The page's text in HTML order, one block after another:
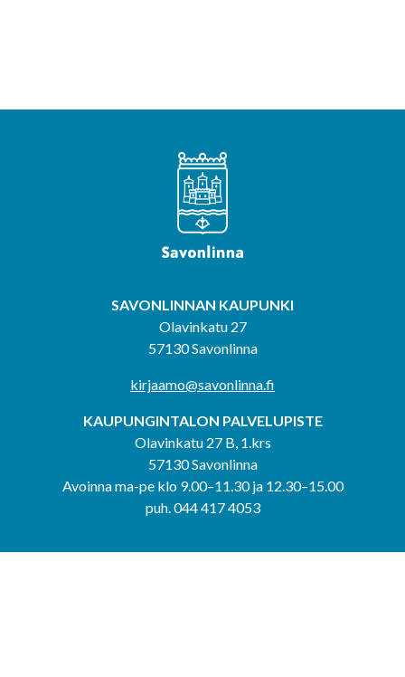
SAVONLINNAN KAUPUNKI
Olavinkatu 27
57130 Savonlinna
kirjaamo@savonlinna.fi
KAUPUNGINTALON PALVELUPISTE
Olavinkatu 27 B, 1.krs
57130 Savonlinna
Avoinna ma-pe klo 9.00–11.30 ja 12.30–15.00
puh. 044 417 4053